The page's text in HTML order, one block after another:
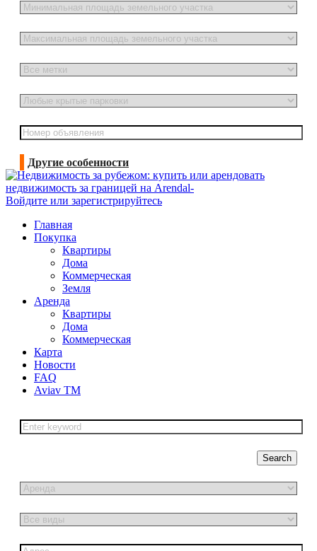
Другие особенности
Войдите или зарегистрируйтесь
Главная
Покупка
Квартиры
Дома
Коммерческая
Земля
Аренда
Квартиры
Дома
Коммерческая
Карта
Новости
FAQ
Aviav TM
Search